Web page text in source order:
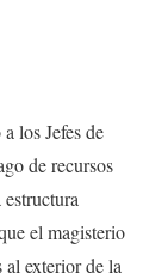
los Jefes de
de recursos
el magisterio
al exterior de la